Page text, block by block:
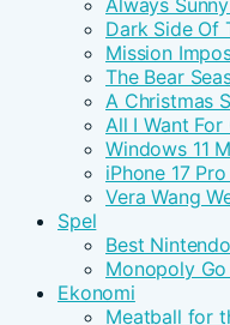
Always
Dark Side Of
Mission
The Bear
A Christmas
All I Want
Windows 11
iPhone 17
Vera Wang
Spel
Best
Monopoly
Ekonomi
Meatball for